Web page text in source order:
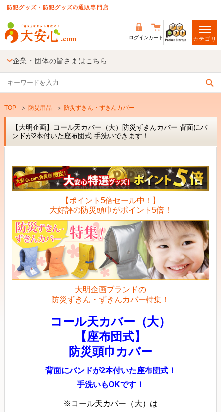
防犯グッズ・防犯グッズの通販専門店
ログインカート カテゴリ
企業・団体の皆さまはこちら
TOP 防災用品 防災ずきん・ずきんカバー
【大明企画】コール天カバー（大）防災ずきんカバー 背面にバ
ンドが2本付いた座布団式 手洗いできます！
【ポイント5倍セール中！】
大好評の防災頭巾がポイント5倍！
大明企画ブランドの
防災ずきん・ずきんカバー特集！
コール天カバー（大）
【座布団式】
防災頭巾カバー
背面にバンドが2本付いた座布団式！
手洗いもOKです！
※コール天カバー（大）は